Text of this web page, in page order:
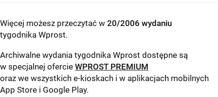
Więcej możesz przeczytać w 20/2006 wydaniu
tygodnika Wprost.
Archiwalne wydania tygodnika Wprost dostępne są
w specjalnej ofercie WPROST PREMIUM
oraz we wszystkich e-kioskach i w aplikacjach mobilnych
App Store i Google Play.